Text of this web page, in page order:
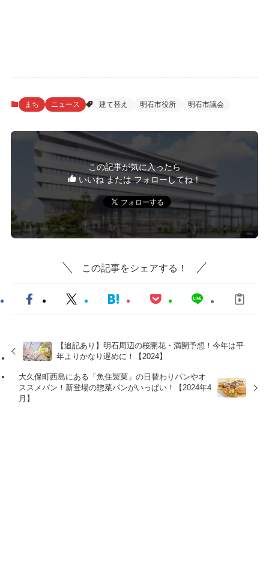
まち ニュース 建て替え 明石市役所 明石市議会
この記事が気に入ったら
いいね または フォローしてね！
この記事をシェアする！
【追記あり】明石周辺の桜開花・満開予想！今年は平
年よりかなり遅めに！【2024】
大久保町西島にある「魚住製菓」の日替わりパンやオ
ススメパン！新登場の惣菜パンがいっぱい！【2024年4
月】